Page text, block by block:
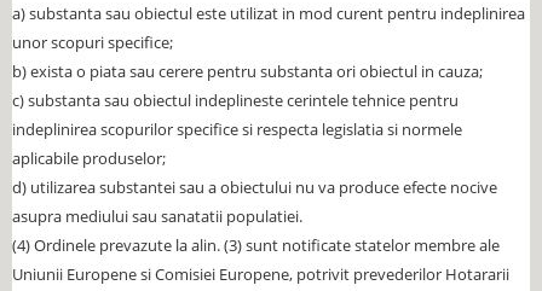
a) substanta sau obiectul este utilizat in mod curent pentru indeplinirea
unor scopuri specifice;
b) exista o piata sau cerere pentru substanta ori obiectul in cauza;
c) substanta sau obiectul indeplineste cerintele tehnice pentru
indeplinirea scopurilor specifice si respecta legislatia si normele
aplicabile produselor;
d) utilizarea substantei sau a obiectului nu va produce efecte nocive
asupra mediului sau sanatatii populatiei.
(4) Ordinele prevazute la alin. (3) sunt notificate statelor membre ale
Uniunii Europene si Comisiei Europene, potrivit prevederilor Hotararii